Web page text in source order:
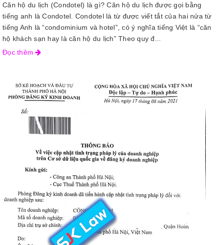
Căn hộ du lịch (Condotel) là gì? Căn hộ du lịch được gọi bằng
tiếng anh là Condotel. Condotel là từ được viết tắt của hai nửa từ
tiếng Anh là “condominium và hotel”, có ý nghĩa tiếng Việt là “căn
hộ khách sạn hay là căn hộ du lịch” Theo quy đ...
Đọc thêm